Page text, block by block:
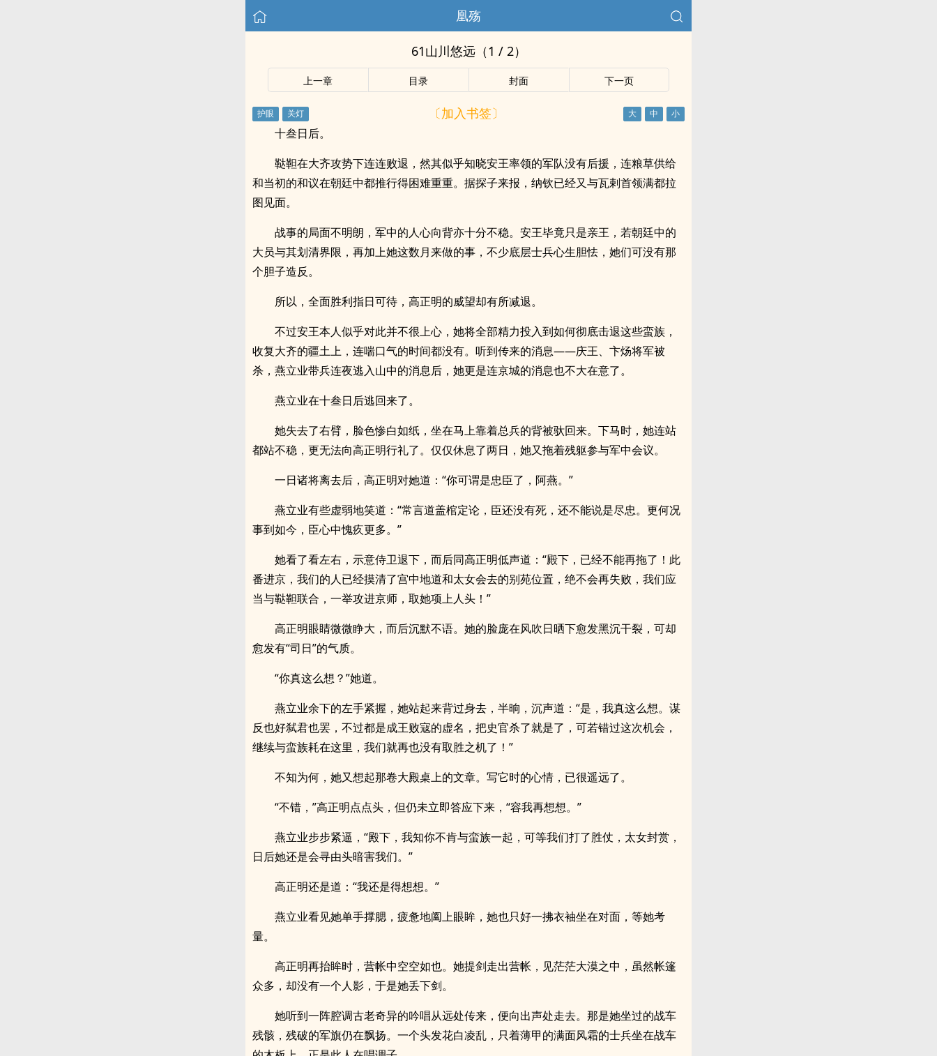
凰殇
61山川悠远（1 / 2）
上一章 目录 封面 下一页
〔加入书签〕
十叁日后。
鞑靼在大齐攻势下连连败退，然其似乎知晓安王率领的军队没有后援，连粮草供给
和当初的和议在朝廷中都推行得困难重重。据探子来报，纳钦已经又与瓦剌首领满都拉
图见面。
战事的局面不明朗，军中的人心向背亦十分不稳。安王毕竟只是亲王，若朝廷中的
大员与其划清界限，再加上她这数月来做的事，不少底层士兵心生胆怯，她们可没有那
个胆子造反。
所以，全面胜利指日可待，高正明的威望却有所减退。
不过安王本人似乎对此并不很上心，她将全部精力投入到如何彻底击退这些蛮族，
收复大齐的疆土上，连喘口气的时间都没有。听到传来的消息——庆王、卞炀将军被
杀，燕立业带兵连夜逃入山中的消息后，她更是连京城的消息也不大在意了。
燕立业在十叁日后逃回来了。
她失去了右臂，脸色惨白如纸，坐在马上靠着总兵的背被驮回来。下马时，她连站
都站不稳，更无法向高正明行礼了。仅仅休息了两日，她又拖着残躯参与军中会议。
一日诸将离去后，高正明对她道：“你可谓是忠臣了，阿燕。”
燕立业有些虚弱地笑道：“常言道盖棺定论，臣还没有死，还不能说是尽忠。更何况
事到如今，臣心中愧疚更多。”
她看了看左右，示意侍卫退下，而后同高正明低声道：“殿下，已经不能再拖了！此
番进京，我们的人已经摸清了宫中地道和太女会去的别苑位置，绝不会再失败，我们应
当与鞑靼联合，一举攻进京师，取她项上人头！”
高正明眼睛微微睁大，而后沉默不语。她的脸庞在风吹日晒下愈发黑沉干裂，可却
愈发有“司日”的气质。
“你真这么想？”她道。
燕立业余下的左手紧握，她站起来背过身去，半晌，沉声道：“是，我真这么想。谋
反也好弑君也罢，不过都是成王败寇的虚名，把史官杀了就是了，可若错过这次机会，
继续与蛮族耗在这里，我们就再也没有取胜之机了！”
不知为何，她又想起那卷大殿桌上的文章。写它时的心情，已很遥远了。
“不错，”高正明点点头，但仍未立即答应下来，“容我再想想。”
燕立业步步紧逼，“殿下，我知你不肯与蛮族一起，可等我们打了胜仗，太女封赏，
日后她还是会寻由头暗害我们。”
高正明还是道：“我还是得想想。”
燕立业看见她单手撑腮，疲惫地阖上眼眸，她也只好一拂衣袖坐在对面，等她考
量。
高正明再抬眸时，营帐中空空如也。她提剑走出营帐，见茫茫大漠之中，虽然帐篷
众多，却没有一个人影，于是她丢下剑。
她听到一阵腔调古老奇异的吟唱从远处传来，便向出声处走去。那是她坐过的战车
残骸，残破的军旗仍在飘扬。一个头发花白凌乱，只着薄甲的满面风霜的士兵坐在战车